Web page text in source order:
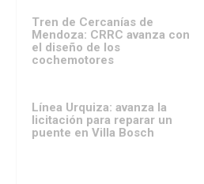
Tren de Cercanías de
Mendoza: CRRC avanza con
el diseño de los
cochemotores
Línea Urquiza: avanza la
licitación para reparar un
puente en Villa Bosch